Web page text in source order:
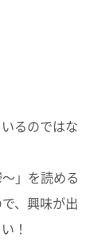
るのではな
」を読める
、興味が出
！